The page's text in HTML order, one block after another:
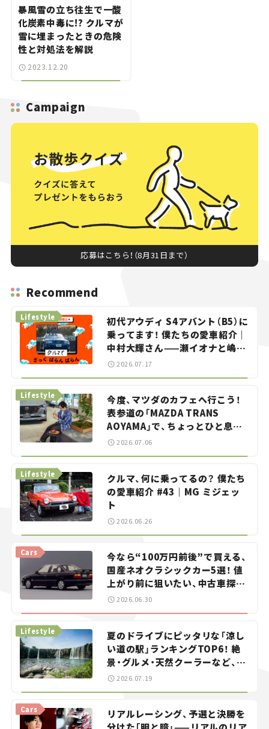
暴風雪の立ち往生で一酸
化炭素中毒に!? クルマが
雪に埋まったときの危険
性と対処法を解説
2023.12.20
Campaign
応募はこちら！（8月31日まで）
Recommend
初代アウディ S4アバント（B5）に
乗ってます！ 僕たちの愛車紹介｜
中村大輝さん——瀬イオナと嶋田
智之の「クルマでざっくばらんば
Lifestyle
2026.07.17
今度、マツダのカフェへ行こう！
表参道の「MAZDA TRANS
AOYAMA」で、ちょっとひと息。
——連載｜CCGとクルマでどうす
る？＜第13回＞
Lifestyle
2026.07.06
クルマ、何に乗ってるの？ 僕たち
の愛車紹介 #43｜MG ミジェッ
ト
Lifestyle
2026.06.26
今なら“100万円前後”で買える、
国産ネオクラシックカー5選！ 値
上がり前に狙いたい、中古車探し
をお手伝い――ちょっとイケてるマ
イカー選び #02
Cars
2026.06.30
夏のドライブにピッタリな「涼し
い道の駅」ランキングTOP6！ 絶
景・グルメ・天然クーラーなど、避
暑におすすめのスポットを紹介
Lifestyle
2026.07.19
リアルレーシング、予選と決勝を
Cars